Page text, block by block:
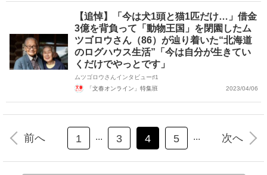
【追悼】「今は犬1頭と猫1匹だけ…」借金
3億を背負って「動物王国」を閉園したム
ツゴロウさん（86）が辿り着いた“北海道
のログハウス生活”「今は自分が生きてい
くだけでやっとです」
ムツゴロウさんインタビュー♯1
「文春オンライン」特集班
2023/04/06
前へ 1 ... 3 4 5 ... 次へ